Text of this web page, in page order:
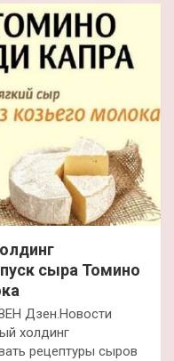
сыра Томино
Дзен.Новости
холдинг
рецептуры сыров